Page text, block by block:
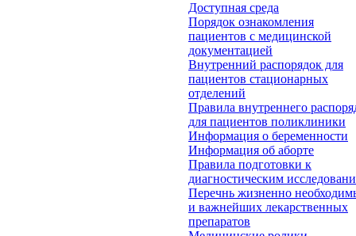
Доступная среда
Порядок ознакомления
пациентов с медицинской
документацией
Внутренний распорядок для
пациентов стационарных
отделений
Правила внутреннего
для пациентов поликлиники
Информация о беременности
Информация об аборте
Правила подготовки к
диагностическим
Перечнь жизненно
и важнейших лекарственных
препаратов